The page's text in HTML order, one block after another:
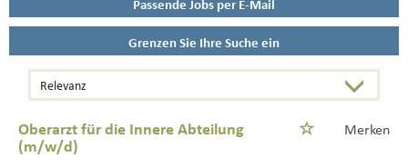
Passende Jobs per E-Mail
Grenzen Sie Ihre Suche ein
Oberarzt für die Innere Abteilung
(m/w/d)
Merken